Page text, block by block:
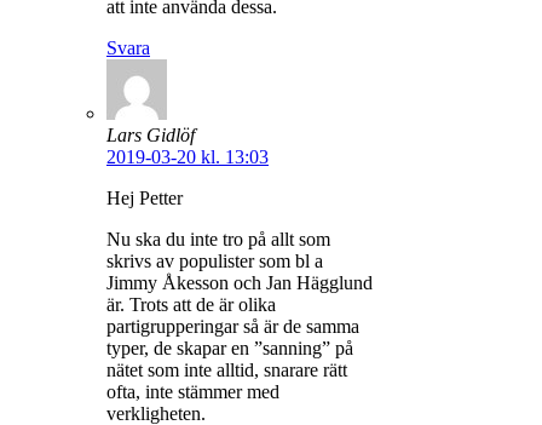
att inte använda dessa.
Svara
Lars Gidlöf
2019-03-20 kl. 13:03
Hej Petter
Nu ska du inte tro på allt som
skrivs av populister som bl a
Jimmy Åkesson och Jan Hägglund
är. Trots att de är olika
partigrupperingar så är de samma
typer, de skapar en ”sanning” på
nätet som inte alltid, snarare rätt
ofta, inte stämmer med
verkligheten.